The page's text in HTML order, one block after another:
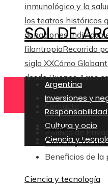
inmunológico y la
los teatros históricos
donaciones
filantropíaRecorrido
siglo XXCómo
desde Buenos Aires
Contacto
Política de
SOL DE
Argentina
Inversiones y
Cultura y ocio
Ciencia y
Home
Ciencia y
Beneficios de
Ciencia y tecnología